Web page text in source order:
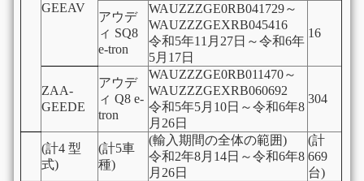
GEEAV
アウデ
ィ SQ8
e-tron
WAUZZZGE0RB041729～
WAUZZZGEXRB045416
令和5年11月27日～令和6年
5月17日
16
ZAA-
GEEDE
アウデ
ィ Q8 e-
tron
WAUZZZGE0RB011470～
WAUZZZGEXRB060692
令和5年5月10日～令和6年8
月26日
304
(計4 型
式)
(計5車
種)
(輸入期間の全体の範囲)
令和2年8月14日～令和6年8
月26日
(計
669
台)